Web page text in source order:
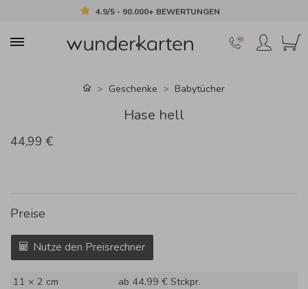
4.9/5 - 90.000+ BEWERTUNGEN
Geschenke Babytücher
Hase hell
44,99 €
Preise
Nutze den Preisrechner
11 × 2 cm ab 44,99 € Stckpr.